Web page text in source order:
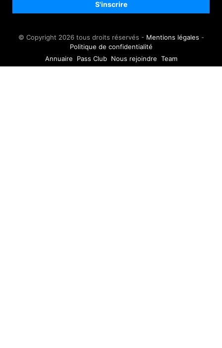
© Copyright 2026 tous droits réservés - Mentions légales -
Politique de confidentialité
Annuaire
Pass Club Nous rejoindre Team